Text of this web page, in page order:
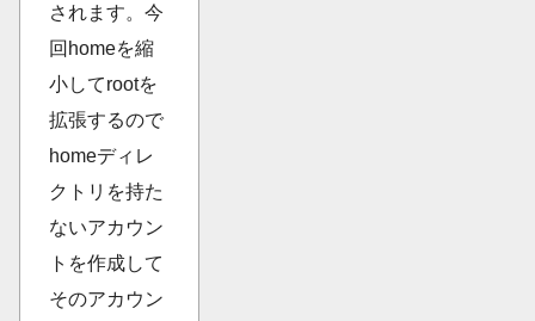
されます。今
回homeを縮
小してrootを
拡張するので
homeディレ
クトリを持た
ないアカウン
トを作成して
そのアカウン